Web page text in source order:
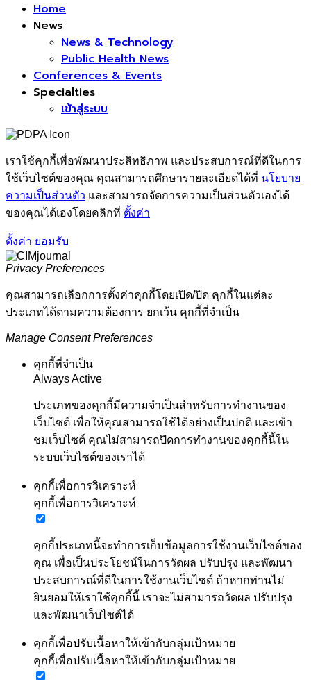
Home
News
News & Technology
Public Health News
Conferences & Events
Specialties
เข้าสู่ระบบ
เราใช้คุกกี้เพื่อพัฒนาประสิทธิภาพ และประสบการณ์ที่ดีในการ
ใช้เว็บไซต์ของคุณ คุณสามารถศึกษารายละเอียดได้ที่ นโยบาย
ความเป็นส่วนตัว และสามารถจัดการความเป็นส่วนตัวเองได้
ของคุณได้เองโดยคลิกที่ ตั้งค่า
ตั้งค่า ยอมรับ
Privacy Preferences
คุณสามารถเลือกการตั้งค่าคุกกี้โดยเปิด/ปิด คุกกี้ในแต่ละ
ประเภทได้ตามความต้องการ ยกเว้น คุกกี้ที่จำเป็น
Manage Consent Preferences
คุกกี้ที่จำเป็น
Always Active
ประเภทของคุกกี้มีความจำเป็นสำหรับการทำงานของ
เว็บไซต์ เพื่อให้คุณสามารถใช้ได้อย่างเป็นปกติ และเข้า
ชมเว็บไซต์ คุณไม่สามารถปิดการทำงานของคุกกี้นี้ใน
ระบบเว็บไซต์ของเราได้
คุกกี้เพื่อการวิเคราะห์
คุกกี้เพื่อการวิเคราะห์
คุกกี้ประเภทนี้จะทำการเก็บข้อมูลการใช้งานเว็บไซต์ของ
คุณ เพื่อเป็นประโยชน์ในการวัดผล ปรับปรุง และพัฒนา
ประสบการณ์ที่ดีในการใช้งานเว็บไซต์ ถ้าหากท่านไม่
ยินยอมให้เราใช้คุกกี้นี้ เราจะไม่สามารถวัดผล ปรับปรุง
และพัฒนาเว็บไซต์ได้
คุกกี้เพื่อปรับเนื้อหาให้เข้ากับกลุ่มเป้าหมาย
คุกกี้เพื่อปรับเนื้อหาให้เข้ากับกลุ่มเป้าหมาย